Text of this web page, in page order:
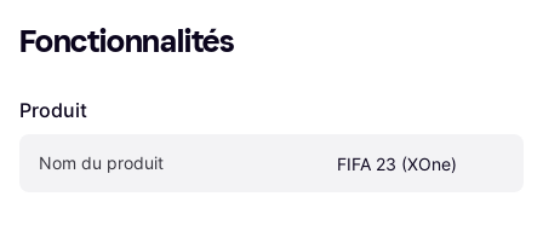
Fonctionnalités
Produit
Nom du produit FIFA 23 (XOne)